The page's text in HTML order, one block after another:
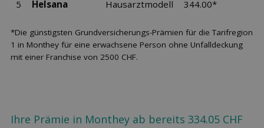
5 Helsana Hausarztmodell 344.00*
*Die günstigsten Grundversicherungs-Prämien für die Tarifregion
1 in Monthey für eine erwachsene Person ohne Unfalldeckung
mit einer Franchise von 2500 CHF.
Ihre Prämie in Monthey ab bereits 334.05 CHF